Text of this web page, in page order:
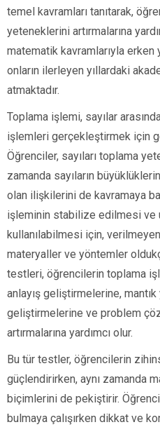
temel kavramları tanıtarak,
yeteneklerini artırmalarına
matematik kavramlarıyla erken
onların ilerleyen yıllardaki
atmaktadır.
Toplama işlemi, sayılar
işlemleri gerçekleştirmek için
Öğrenciler, sayıları toplama
zamanda sayıların
olan ilişkilerini de kavramaya
işleminin stabilize edilmesi ve
kullanılabilmesi için,
materyaller ve yöntemler
testleri, öğrencilerin toplama
anlayış geliştirmelerine,
geliştirmelerine ve problem
artırmalarına yardımcı olur.
Bu tür testler, öğrencilerin
güçlendirirken, aynı zamanda
biçimlerini de pekiştirir.
bulmaya çalışırken dikkat ve